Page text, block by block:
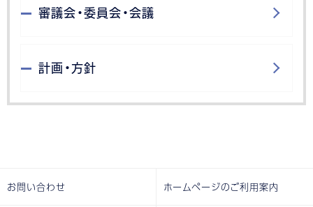
審議会・委員会・会議
計画・方針
お問い合わせ ホームページのご利用案内